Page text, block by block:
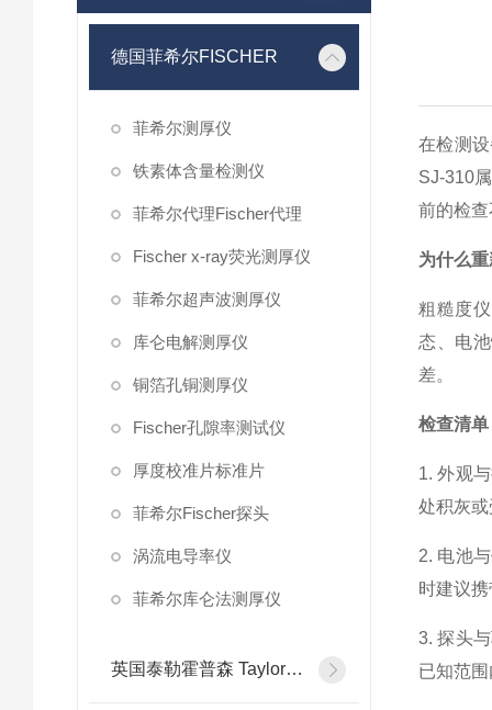
德国菲希尔FISCHER
菲希尔测厚仪
铁素体含量检测仪
菲希尔代理Fischer代理
Fischer x-ray荧光测厚仪
菲希尔超声波测厚仪
库仑电解测厚仪
铜箔孔铜测厚仪
Fischer孔隙率测试仪
厚度校准片标准片
菲希尔Fischer探头
涡流电导率仪
菲希尔库仑法测厚仪
英国泰勒霍普森 Taylor Hobson
在检测
SJ-310
前的检
为什么
粗糙度
态、电
差。
检查清单
1. 外观
处积灰
2. 电池
时建议
3. 探头
已知范